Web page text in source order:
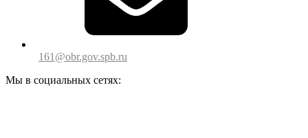
161@obr.gov.spb.ru
Мы в социальных сетях: